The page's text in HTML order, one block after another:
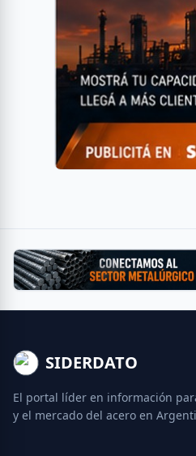
SIDERDATO
El portal líder en información
y el mercado del acero en